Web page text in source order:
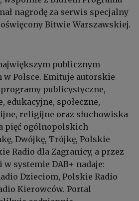
nagrodę za serwis specjalny
Bitwie Warszawskiej.
publicznym
w Polsce. Emituje autorskie
publicystyczne,
edukacyjne, społeczne,
religijne oraz słuchowiska
pięć ogólnopolskich
Dwójkę, Trójkę, Polskie
Radio dla Zagranicy, a przez
systemie DAB+ nadaje:
Dzieciom, Polskie Radio
Kierowców. Portal